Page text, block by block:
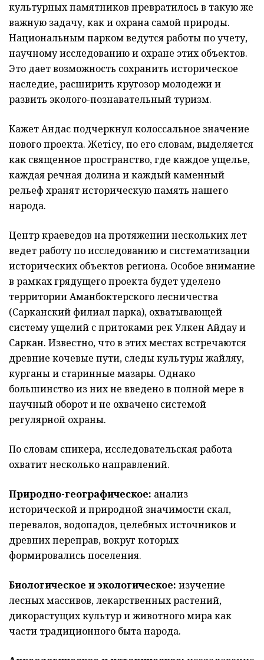
культурных памятников превратилось в такую же
важную задачу, как и охрана самой природы.
Национальным парком ведутся работы по учету,
научному исследованию и охране этих объектов.
Это дает возможность сохранить историческое
наследие, расширить кругозор молодежи и
развить эколого-познавательный туризм.
Кажет Андас подчеркнул колоссальное значение
нового проекта. Жетісу, по его словам, выделяется
как священное пространство, где каждое ущелье,
каждая речная долина и каждый каменный
рельеф хранят историческую память нашего
народа.
Центр краеведов на протяжении нескольких лет
ведет работу по исследованию и систематизации
исторических объектов региона. Особое внимание
в рамках грядущего проекта будет уделено
территории Аманбоктерского лесничества
(Сарканский филиал парка), охватывающей
систему ущелий с притоками рек Улкен Айдау и
Саркан. Известно, что в этих местах встречаются
древние кочевые пути, следы культуры жайляу,
курганы и старинные мазары. Однако
большинство из них не введено в полной мере в
научный оборот и не охвачено системой
регулярной охраны.
По словам спикера, исследовательская работа
охватит несколько направлений.
Природно-географическое: анализ
исторической и природной значимости скал,
перевалов, водопадов, целебных источников и
древних переправ, вокруг которых
формировались поселения.
Биологическое и экологическое: изучение
лесных массивов, лекарственных растений,
дикорастущих культур и животного мира как
части традиционного быта народа.